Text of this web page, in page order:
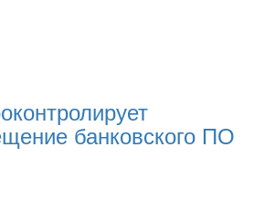
банковского ПО